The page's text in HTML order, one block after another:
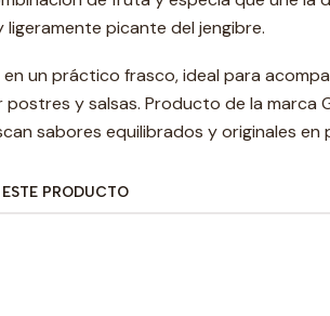
picante del jengibre.
un práctico frasco, ideal para
y salsas. Producto de la marca
sabores equilibrados y originales en
PRODUCTO